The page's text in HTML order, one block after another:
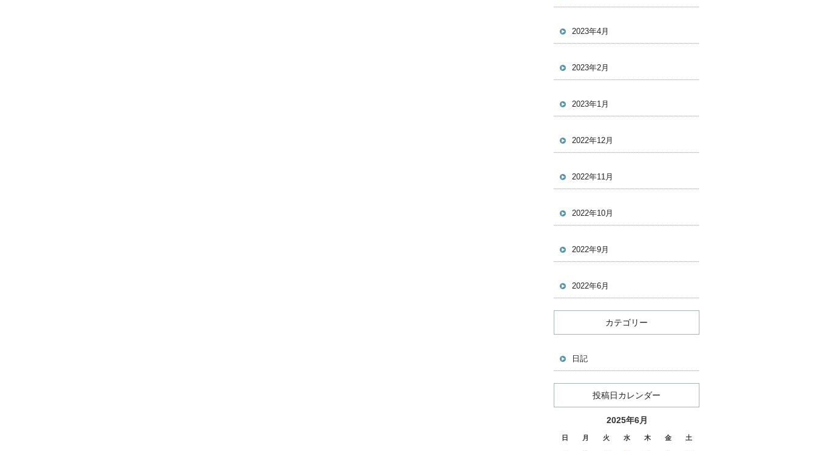
2023年4月
2023年2月
2023年1月
2022年12月
2022年11月
2022年10月
2022年9月
2022年6月
カテゴリー
日記
投稿日カレンダー
2025年6月
日 月 火 水 木 金 土